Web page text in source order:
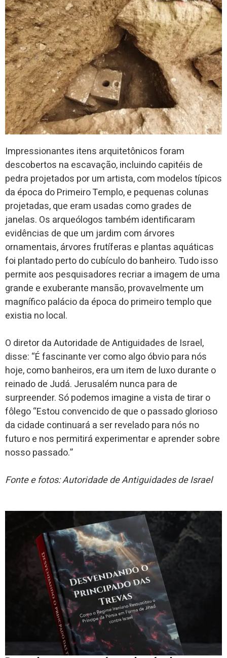
Impressionantes itens arquitetônicos foram
descobertos na escavação, incluindo capitéis de
pedra projetados por um artista, com modelos típicos
da época do Primeiro Templo, e pequenas colunas
projetadas, que eram usadas como grades de
janelas. Os arqueólogos também identificaram
evidências de que um jardim com árvores
ornamentais, árvores frutíferas e plantas aquáticas
foi plantado perto do cubículo do banheiro. Tudo isso
permite aos pesquisadores recriar a imagem de uma
grande e exuberante mansão, provavelmente um
magnífico palácio da época do primeiro templo que
existia no local.
O diretor da Autoridade de Antiguidades de Israel,
disse: “É fascinante ver como algo óbvio para nós
hoje, como banheiros, era um item de luxo durante o
reinado de Judá. Jerusalém nunca para de
surpreender. Só podemos imagine a vista de tirar o
fôlego “Estou convencido de que o passado glorioso
da cidade continuará a ser revelado para nós no
futuro e nos permitirá experimentar e aprender sobre
nosso passado.”
Fonte e fotos: Autoridade de Antiguidades de Israel